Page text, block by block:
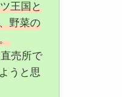
王国と
野菜の
売所で
うと思